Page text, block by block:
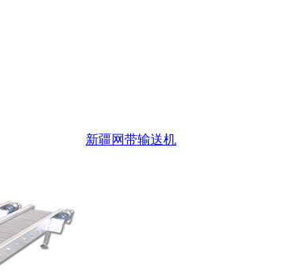
新疆网带输送机